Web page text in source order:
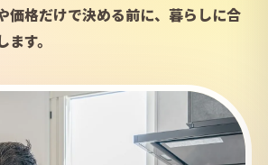
価格だけで決める前に、暮らしに合
す。